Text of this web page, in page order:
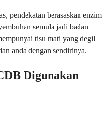
pendekatan berasaskan enzim
semula jadi badan
tisu mati yang degil
anda dengan sendirinya.
Digunakan